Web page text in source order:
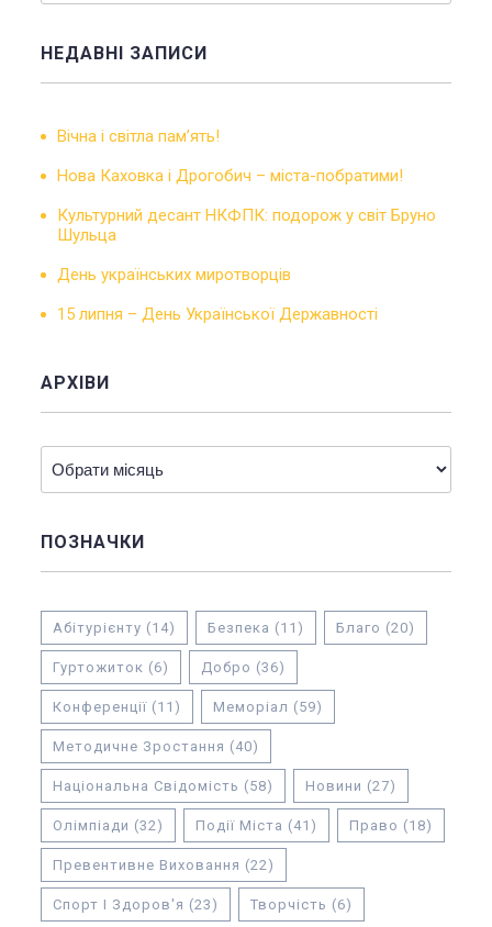
НЕДАВНІ ЗАПИСИ
Вічна і світла пам’ять!
Нова Каховка і Дрогобич – міста-побратими!
Культурний десант НКФПК: подорож у світ Бруно
Шульца
День українських миротворців
15 липня – День Української Державності
АРХІВИ
ПОЗНАЧКИ
Абітурієнту (14) Безпека (11) Благо (20)
Гуртожиток (6) Добро (36)
Конференції(11) Меморіал (59)
Методичне Зростання (40)
Національна Свідомість (58) Новини (27)
Олімпіади (32) Події Міста (41) Право (18)
Превентивне Виховання (22)
Спорт І Здоров'я (23) Творчість (6)